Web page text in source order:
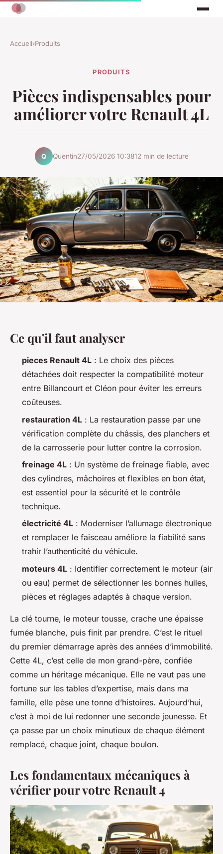
Accueil›Produits
PRODUITS
Pièces indispensables pour
améliorer votre Renault 4L
Q Quentin27/05/2026 10:3812 min de lecture
Ce qu'il faut analyser
pieces Renault 4L : Le choix des pièces
détachées doit respecter la compatibilité moteur
entre Billancourt et Cléon pour éviter les erreurs
coûteuses.
restauration 4L : La restauration passe par une
vérification complète du châssis, des planchers et
de la carrosserie pour lutter contre la corrosion.
freinage 4L : Un système de freinage fiable, avec
des cylindres, mâchoires et flexibles en bon état,
est essentiel pour la sécurité et le contrôle
technique.
électricité 4L : Moderniser l’allumage électronique
et remplacer le faisceau améliore la fiabilité sans
trahir l’authenticité du véhicule.
moteurs 4L : Identifier correctement le moteur (air
ou eau) permet de sélectionner les bonnes huiles,
pièces et réglages adaptés à chaque version.
La clé tourne, le moteur tousse, crache une épaisse
fumée blanche, puis finit par prendre. C’est le rituel
du premier démarrage après des années d’immobilité.
Cette 4L, c’est celle de mon grand-père, confiée
comme un héritage mécanique. Elle ne vaut pas une
fortune sur les tables d’expertise, mais dans ma
famille, elle pèse une tonne d’histoires. Aujourd’hui,
c’est à moi de lui redonner une seconde jeunesse. Et
ça passe par un choix minutieux de chaque élément
remplacé, chaque joint, chaque boulon.
Les fondamentaux mécaniques à
vérifier pour votre Renault 4